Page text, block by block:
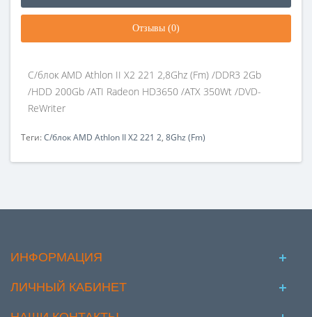
Отзывы (0)
С/блок AMD Athlon II X2 221 2,8Ghz (Fm) /DDR3 2Gb
/HDD 200Gb /ATI Radeon HD3650 /ATX 350Wt /DVD-
ReWriter
Теги:С/блок AMD Athlon II X2 221 2, 8Ghz (Fm)
ИНФОРМАЦИЯ
ЛИЧНЫЙ КАБИНЕТ